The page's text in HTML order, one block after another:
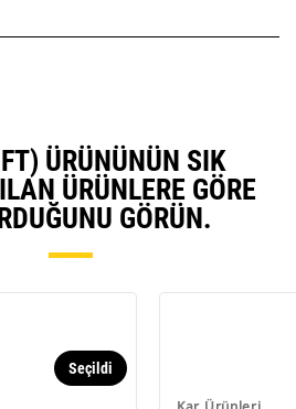
ÜRÜNÜNÜN SIK
ÜRÜNLERE GÖRE
GÖRÜN.
Seçildi